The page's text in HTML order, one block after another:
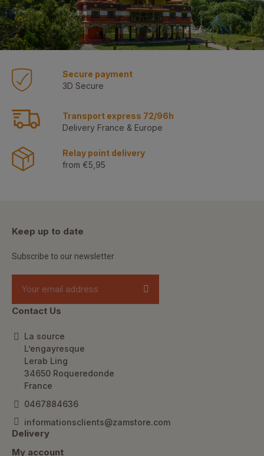
Secure payment
3D Secure
Transport express 72/96h
Delivery France & Europe
Relay point delivery
from €5,95
Keep up to date
Subscribe to our newsletter
Contact Us
La source
L’engayresque
Lerab Ling
34650 Roqueredonde
France
0467884636
informationsclients@zamstore.com
Delivery
My account